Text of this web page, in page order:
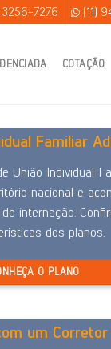
3256-7276 (11)
COTAÇÃO
Familiar
União Individual
nacional e
internação.
dos planos.
O PLANO
um Corretor